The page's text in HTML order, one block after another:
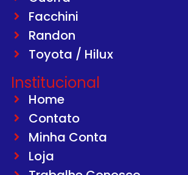
Facchini
Randon
Toyota / Hilux
Institucional
Home
Contato
Minha Conta
Loja